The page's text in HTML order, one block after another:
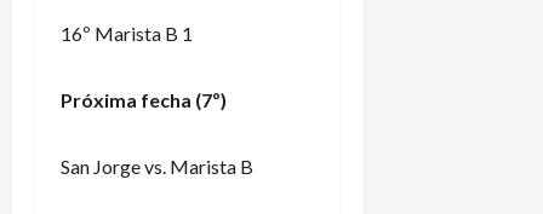
16º Marista B 1
Próxima fecha (7º)
San Jorge vs. Marista B